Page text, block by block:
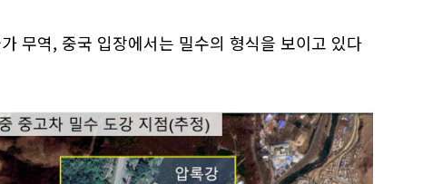
무역, 중국 입장에서는 밀수의 형식을 보이고 있다